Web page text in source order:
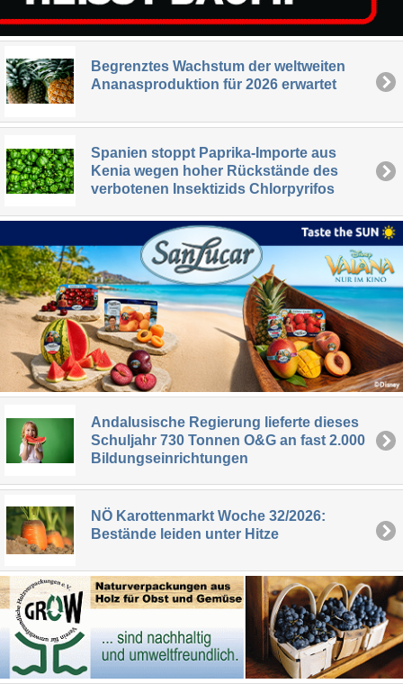
Begrenztes Wachstum der weltweiten
Ananasproduktion für 2026 erwartet
Spanien stoppt Paprika-Importe aus
Kenia wegen hoher Rückstände des
verbotenen Insektizids Chlorpyrifos
Andalusische Regierung lieferte dieses
Schuljahr 730 Tonnen O&G an fast 2.000
Bildungseinrichtungen
NÖ Karottenmarkt Woche 32/2026:
Bestände leiden unter Hitze